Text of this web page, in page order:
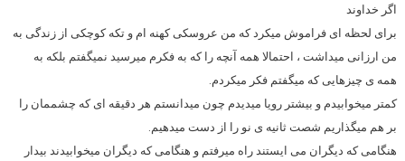
اگر خداوند
برای لحظه ای فراموش میکرد که من عروسکی کهنه ام و تکه کوچکی از زندگی به
من ارزانی میداشت ، احتمالا همه آنچه را که به فکرم میرسید نمیگفتم بلکه به
همه ی چیزهایی که میگفتم فکر میکردم.
کمتر میخوابیدم و بیشتر رویا میدیدم چون میدانستم هر دقیقه ای که چشممان را
بر هم میگذاریم شصت ثانیه ی نو را از دست میدهیم.
هنگامی که دیگران می ایستند راه میرفتم و هنگامی که دیگران میخوابیدند بیدار